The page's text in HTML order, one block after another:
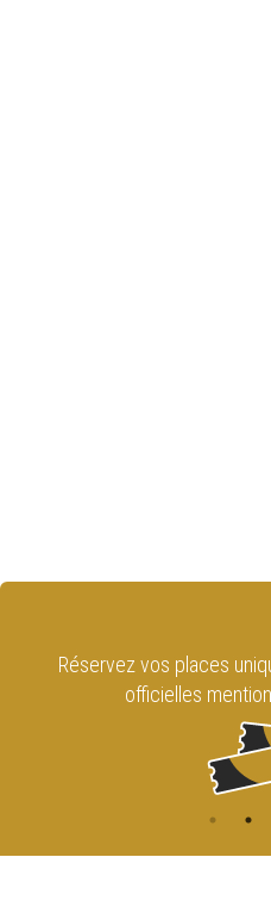
Réservez vos places
officielles